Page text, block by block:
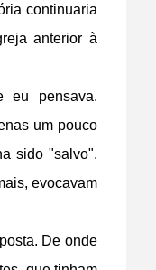
continuaria
anterior à
pensava.
um pouco
sido "salvo".
evocavam
De onde